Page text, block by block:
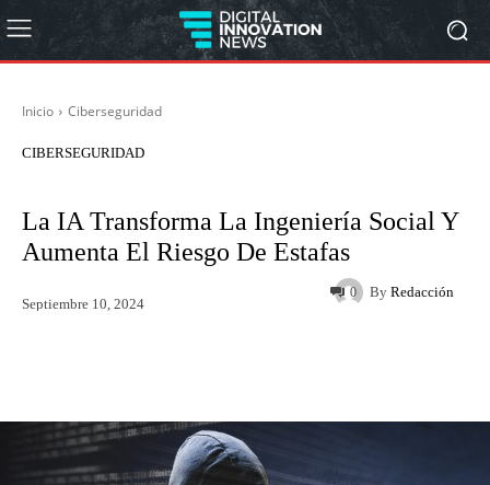
Inicio Ciberseguridad
CIBERSEGURIDAD
La IA Transforma La Ingeniería Social Y
Aumenta El Riesgo De Estafas
By Redacción
Septiembre 10, 2024
0